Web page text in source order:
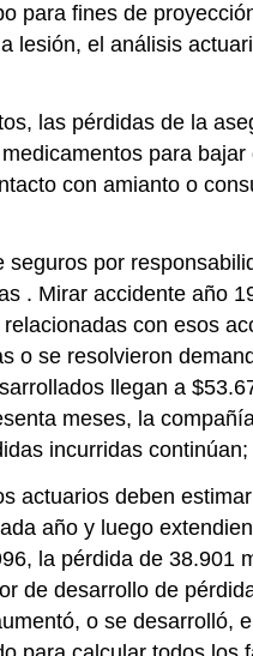
para fines de
el análisis
las pérdidas de la
para
con amianto o
por
. Mirar accidente año
con esos
o se resolvieron
llegan a
meses, la
incurridas
deben
año y luego
la pérdida de 38.901
de desarrollo de
o se desarrolló,